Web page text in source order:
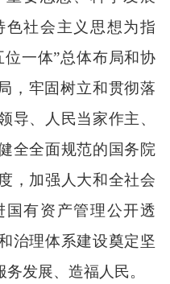
社会主义思想为指
一体”总体布局和协
，牢固树立和贯彻落
导、人民当家作主、
全全面规范的国务院
，加强人大和全社会
有资产管理公开透
治理体系建设奠定坚
发展、造福人民。